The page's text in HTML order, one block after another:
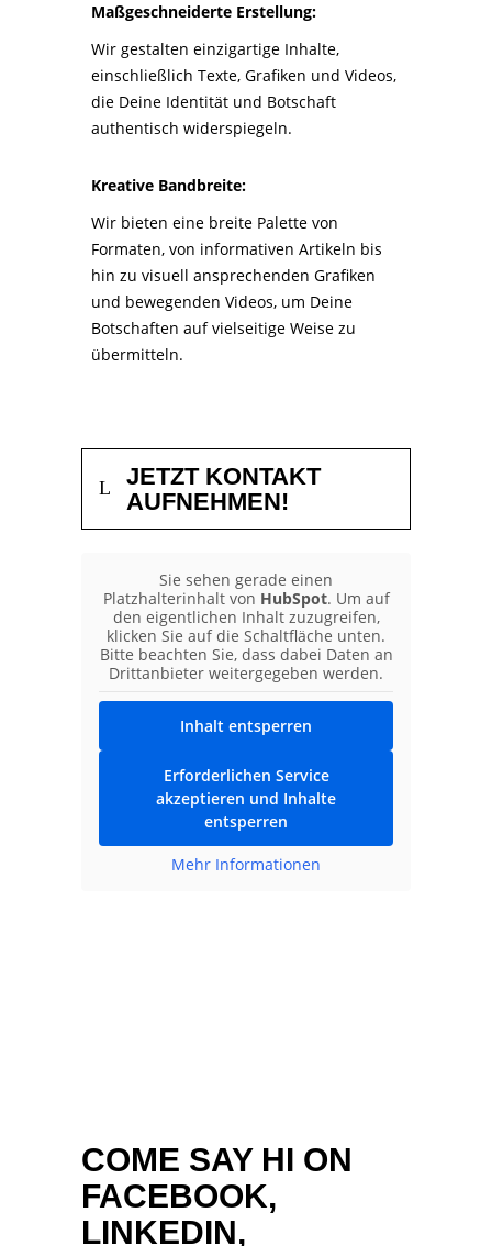
Maßgeschneiderte Erstellung:
Wir gestalten einzigartige Inhalte,
einschließlich Texte, Grafiken und Videos,
die Deine Identität und Botschaft
authentisch widerspiegeln.
Kreative Bandbreite:
Wir bieten eine breite Palette von
Formaten, von informativen Artikeln bis
hin zu visuell ansprechenden Grafiken
und bewegenden Videos, um Deine
Botschaften auf vielseitige Weise zu
übermitteln.
JETZT KONTAKT
AUFNEHMEN!
Sie sehen gerade einen
Platzhalterinhalt von HubSpot. Um auf
den eigentlichen Inhalt zuzugreifen,
klicken Sie auf die Schaltfläche unten.
Bitte beachten Sie, dass dabei Daten an
Drittanbieter weitergegeben werden.
Inhalt entsperren
Erforderlichen Service
akzeptieren und Inhalte
entsperren
Mehr Informationen
COME SAY HI ON
FACEBOOK,
LINKEDIN,